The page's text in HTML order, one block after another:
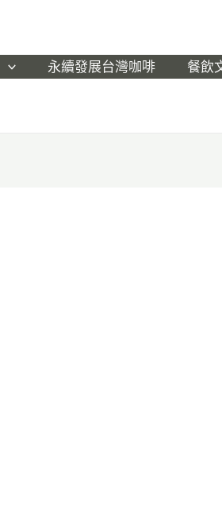
永續發展台灣咖啡 餐飲